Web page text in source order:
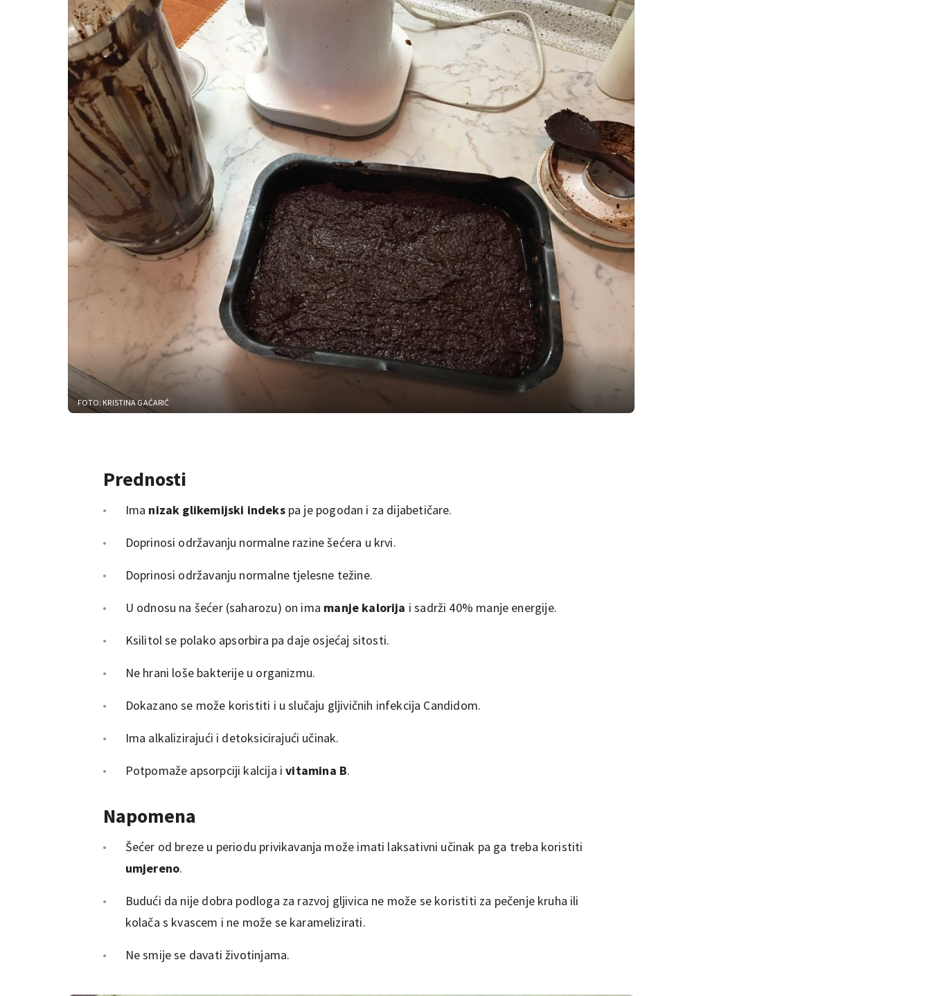
FOTO: KRISTINA GAĆARIĆ
Prednosti
Ima nizak glikemijski indekspa je pogodan i za dijabetičare.
Doprinosi održavanju normalne razine šećera u krvi.
Doprinosi održavanju normalne tjelesne težine.
U odnosu na šećer (saharozu) on ima manje kalorija i sadrži 40% manje energije.
Ksilitol se polako apsorbira pa daje osjećaj sitosti.
Ne hrani loše bakterije u organizmu.
Dokazano se može koristiti i u slučaju gljivičnih infekcija Candidom.
Ima alkalizirajući i detoksicirajući učinak.
Potpomaže apsorpciji kalcija ivitamina B.
Napomena
Šećer od breze u periodu privikavanja može imati laksativni učinak pa ga treba koristiti
umjereno.
Budući da nije dobra podloga za razvoj gljivica ne može se koristiti za pečenje kruha ili
kolača s kvascem i ne može se karamelizirati.
Ne smije se davati životinjama.